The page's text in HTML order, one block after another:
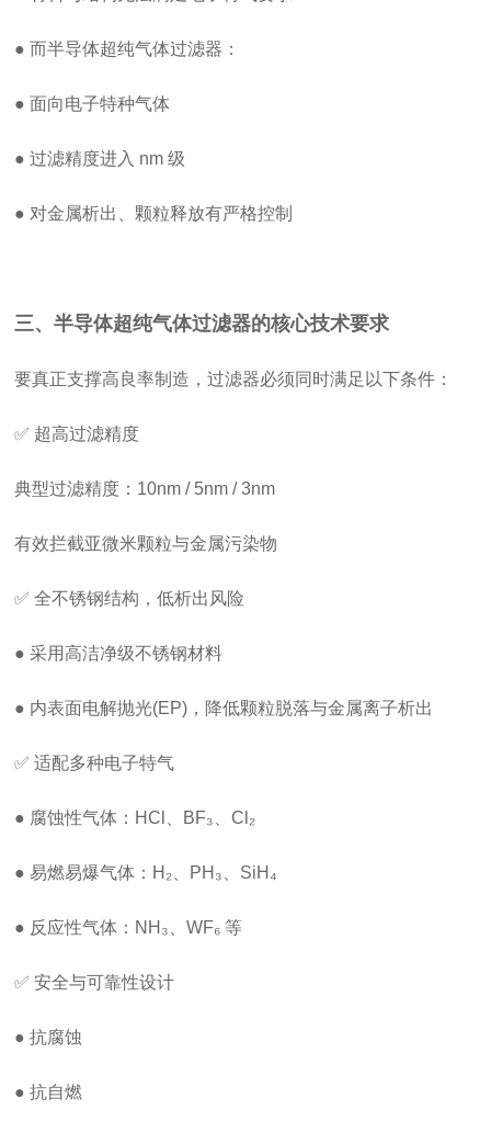
● 而半导体超纯气体过滤器：
● 面向电子特种气体
● 过滤精度进入 nm 级
● 对金属析出、颗粒释放有严格控制
三、半导体超纯气体过滤器的核心技术要求
要真正支撑高良率制造，过滤器必须同时满足以下条件：
✅ 超高过滤精度
典型过滤精度：10nm / 5nm / 3nm
有效拦截亚微米颗粒与金属污染物
✅ 全不锈钢结构，低析出风险
● 采用高洁净级不锈钢材料
● 内表面电解抛光(EP)，降低颗粒脱落与金属离子析出
✅ 适配多种电子特气
● 腐蚀性气体：HCl、BF₃、Cl₂
● 易燃易爆气体：H₂、PH₃、SiH₄
● 反应性气体：NH₃、WF₆ 等
✅ 安全与可靠性设计
● 抗腐蚀
● 抗自燃